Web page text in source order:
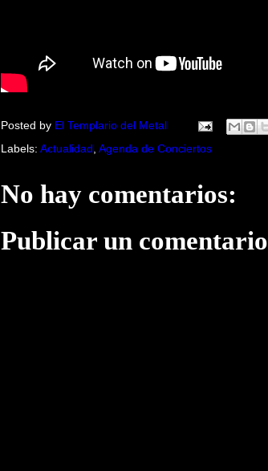
Posted by El Templario del Metal
Labels: Actualidad Agenda de Conciertos
No hay comentarios:
Publicar un comentario